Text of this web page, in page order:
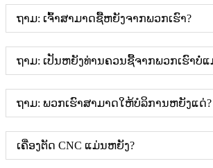
ຖາມ: ເຈົ້າສາມາດຊື້ຫຍັງຈາກພວກເຮົາ?
ຖາມ: ເປັນຫຍັງທ່ານຄວນຊື້ຈາກພວກເຮົາບໍ່
ຖາມ: ພວກເຮົາສາມາດໃຫ້ບໍລິການຫຍັງແດ່?
ເຄື່ອງຕັດ CNC ແມ່ນຫຍັງ?